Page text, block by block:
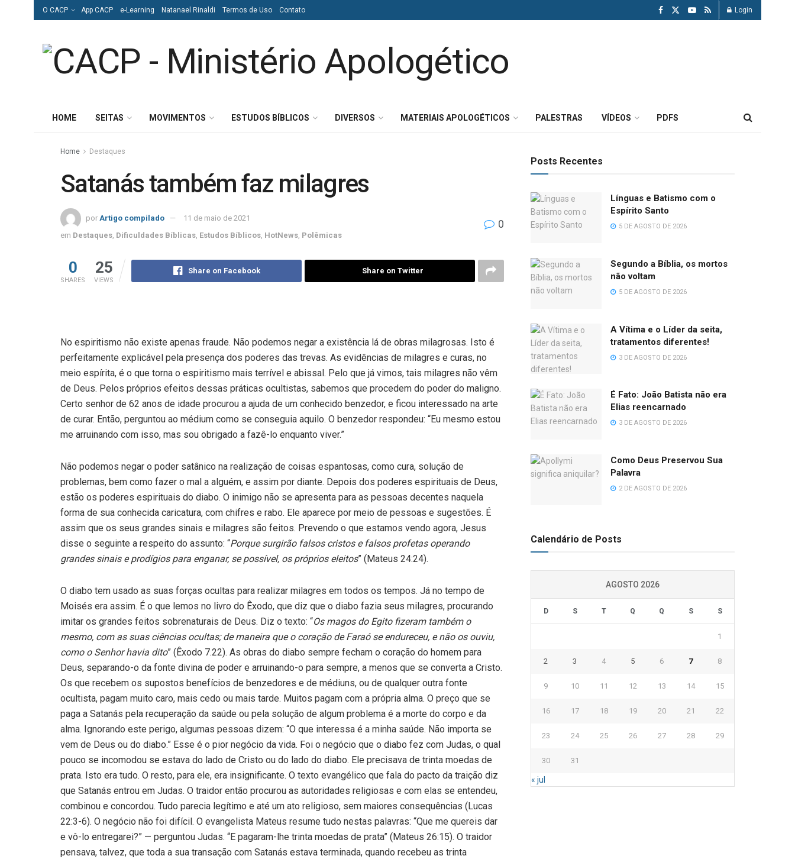
O CACP App CACP e-Learning Natanael Rinaldi Termos de Uso Contato Login
HOME SEITAS MOVIMENTOS ESTUDOS BÍBLICOS DIVERSOS MATERIAIS APOLOGÉTICOS PALESTRAS VÍDEOS PDFS
Home Destaques
Satanás também faz milagres
por Artigo compilado
11 de maio de 2021
em Destaques Dificuldades Bíblicas Estudos Bíblicos HotNews Polêmicas
0
0
SHARES
25
VIEWS
Share on Facebook Share on Twitter
No espiritismo não existe apenas fraude. Não podemos negar a existência lá de obras mila­grosas. Isto é
perfeitamente explicável pela presen­ça dos poderes das trevas. As evidências de mila­gres e curas, no
meio espírita, é o que torna o espi­ritismo mais terrível e abissal. Pelo que já vimos, tais milagres não vêm
de Deus. Pelos pró­prios efeitos dessas práticas ocultistas, sabemos que procedem do poder do maligno.
Certo senhor de 62 anos de idade procurou a ajuda de um co­nhecido benzedor, e ficou interessado na arte
de curar. Então, perguntou ao médium como se con­seguia aquilo. O benzedor respondeu: “Eu mesmo estou
me arruinando com isso, mas sou obrigado a fazê-lo enquanto viver.”
Não podemos negar o poder satânico na rea­lização de coisas espantosas, como cura, solução de
problemas, bem como fazer o mal a alguém, e assim por diante. Depois dos poderes espirituais de Deus,
estão os poderes espirituais do diabo. O ini­migo não se apresenta para as pessoas decentes na­quela
forma de sua conhecida caricatura, com chi­fres e rabo. Ele aparece por meio de pessoas e sugestões. É
assim que os seus grandes sinais e mi­lagres são feitos. Prevendo o que estamos vendo agora, Jesus
disse o seguinte a respeito do assunto: “Porque surgirão falsos cristos e falsos profetas operando
grandes sinais e prodígios para enganar, se possível, os próprios eleitos” (Mateus 24:24).
O diabo tem usado as suas forças ocultas para rea­lizar milagres em todos os tempos. Já no tempo de
Moisés era assim. É o que lemos no livro do Êxo­do, que diz que o diabo fazia seus milagres, pro­curando
imitar os grandes feitos sobrenaturais de Deus. Diz o texto: “Os magos do Egito fizeram também o
mesmo, com as suas ciências ocultas; de maneira que o coração de Faraó se endureceu, e não os ouviu,
como o Senhor havia dito” (Êxodo 7.22). As obras do diabo sempre fecham o cora­ção do homem para
Deus, separando-o da fonte di­vina de poder e arruinando-o para sempre, a me­nos que se converta a Cristo.
Os que recebem os supostos benefícios de benzedores e de médiuns, ou de qualquer outra fonte
ocultista, pagam muito caro, mais cedo ou mais tarde. Muitos pagam com a pró­pria alma. O preço que se
paga a Satanás pela re­cuperação da saúde ou pela solução de algum pro­blema é a morte do corpo e da
alma. Ignorando este perigo, algumas pessoas dizem: “O que inte­ressa é a minha saúde. Não importa se
vem de Deus ou do diabo.” Esse é o pior negócio da vida. Foi o negócio que o diabo fez com Judas, o qual
pouco se incomodou se estava do lado de Cristo ou do lado do diabo. Ele precisava de trinta moedas de
prata. Isto era tudo. O resto, para ele, era insignificante. O texto evangélico que fala do pacto da traição diz
que Satanás entrou em Judas. O trai­dor então procurou as autoridades religiosas e com elas se entendeu,
combinou e concordou. Tudo pa­recia legítimo e até um ato religioso, sem maiores consequências (Lucas
22:3-6). O negócio não foi difícil. O evangelista Mateus resume tudo nestas palavras: “Que me quereis dar
e vô-lo entregarei?” — perguntou Judas. “E pagaram-lhe trinta moedas de prata” (Mateus 26:15). O traidor
pensava, tal­vez, que toda a sua transação com Satanás estava terminada, quando recebeu as trinta
Posts Recentes
Línguas e Batismo com o
Espírito Santo
5 DE AGOSTO DE 2026
Segundo a Bíblia, os mortos
não voltam
5 DE AGOSTO DE 2026
A Vítima e o Líder da seita,
tratamentos diferentes!
3 DE AGOSTO DE 2026
É Fato: João Batista não era
Elias reencarnado
3 DE AGOSTO DE 2026
Como Deus Preservou Sua
Palavra
2 DE AGOSTO DE 2026
Calendário de Posts
AGOSTO 2026
D S T Q Q S S
1
2 3 4 5 6 7 8
9 10 11 12 13 14 15
16 17 18 19 20 21 22
23 24 25 26 27 28 29
30 31
« jul